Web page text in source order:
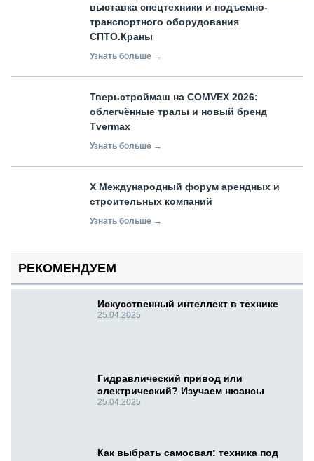
выставка спецтехники и подъемно-
транспортного оборудования
СПТО.Краны
Узнать больше →
Тверьстроймаш на COMVEX 2026:
облегчённые тралы и новый бренд
Tvermax
Узнать больше →
X Международный форум арендных и
строительных компаний
Узнать больше →
РЕКОМЕНДУЕМ
Искусственный интеллект в технике
25.04.2025
Гидравлический привод или
электрический? Изучаем нюансы
25.04.2025
Как выбрать самосвал: техника под